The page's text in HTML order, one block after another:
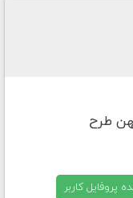
طرح
پروفایل کاربر